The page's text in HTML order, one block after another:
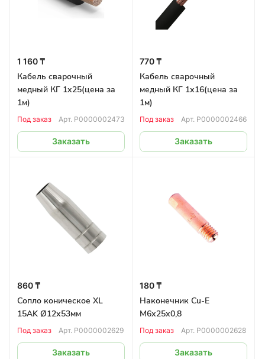
1 160 ₸
Кабель сварочный
медный КГ 1х25(цена за
1м)
Под заказ Арт. Р0000002473
Заказать
770 ₸
Кабель сварочный
медный КГ 1х16(цена за
1м)
Под заказ Арт. Р0000002466
Заказать
860 ₸
Сопло коническое XL
15AK Ø12х53мм
Под заказ Арт. Р0000002629
Заказать
180 ₸
Наконечник Cu-E
М6х25х0,8
Под заказ Арт. Р0000002628
Заказать